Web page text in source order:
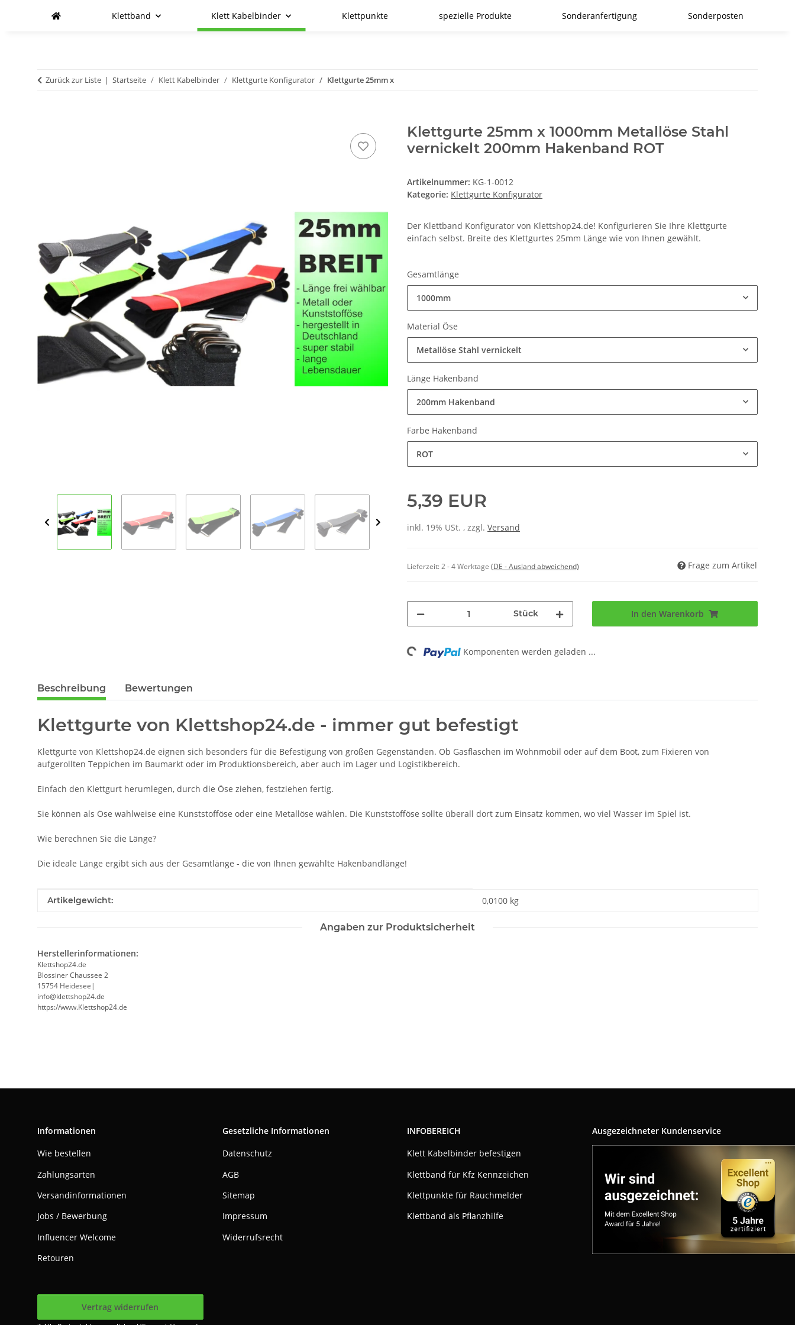
Klettband Klett Kabelbinder Klettpunkte spezielle Produkte Sonderanfertigung Sonderposten
Zurück zur Liste Startseite Klett Kabelbinder Klettgurte Konfigurator Klettgurte 25mm x
Klettgurte 25mm x 1000mm Metallöse Stahl
vernickelt 200mm Hakenband ROT
Artikelnummer: KG-1-0012
Kategorie: Klettgurte Konfigurator
Der Klettband Konfigurator von Klettshop24.de! Konfigurieren Sie Ihre Klettgurte
einfach selbst. Breite des Klettgurtes 25mm Länge wie von Ihnen gewählt.
Gesamtlänge
1000mm
Material Öse
Metallöse Stahl vernickelt
Länge Hakenband
200mm Hakenband
Farbe Hakenband
ROT
5,39 EUR
inkl. 19% USt. , zzgl. Versand
Lieferzeit:2 - 4 Werktage (DE - Ausland abweichend) Frage zum Artikel
Stück In den Warenkorb
Loading... Komponenten werden geladen ...
Beschreibung Bewertungen
Klettgurte von Klettshop24.de - immer gut befestigt
Klettgurte von Klettshop24.de eignen sich besonders für die Befestigung von großen Gegenständen. Ob Gasflaschen im Wohnmobil oder auf dem Boot, zum Fixieren von
aufgerollten Teppichen im Baumarkt oder im Produktionsbereich, aber auch im Lager und Logistikbereich.
Einfach den Klettgurt herumlegen, durch die Öse ziehen, festziehen fertig.
Sie können als Öse wahlweise eine Kunststofföse oder eine Metallöse wählen. Die Kunststofföse sollte überall dort zum Einsatz kommen, wo viel Wasser im Spiel ist.
Wie berechnen Sie die Länge?
Die ideale Länge ergibt sich aus der Gesamtlänge - die von Ihnen gewählte Hakenbandlänge!
Produkteigenschaft
Wert
Artikelgewicht: 0,0100 kg
Angaben zur Produktsicherheit
Herstellerinformationen:
Klettshop24.de
Blossiner Chaussee 2
15754 Heidesee|
info@klettshop24.de
https://www.Klettshop24.de
Informationen
Wie bestellen
Zahlungsarten
Versandinformationen
Jobs / Bewerbung
Influencer Welcome
Retouren
Gesetzliche Informationen
Datenschutz
AGB
Sitemap
Impressum
Widerrufsrecht
INFOBEREICH
Klett Kabelbinder befestigen
Klettband für Kfz Kennzeichen
Klettpunkte für Rauchmelder
Klettband als Pflanzhilfe
Ausgezeichneter Kundenservice
Vertrag widerrufen